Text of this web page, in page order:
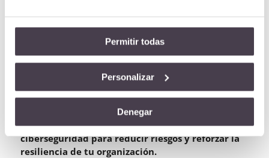
Permitir todas
Personalizar
Denegar
Guía de Ciberseguridad
Proactiva para Empresas
Descubre cómo priorizar tus servicios de
ciberseguridad para reducir riesgos y reforzar la
resiliencia de tu organización.